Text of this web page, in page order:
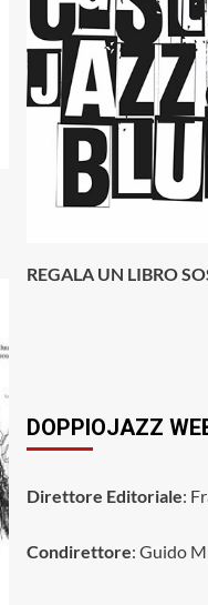
REGALA UN LIBRO
DOPPIOJAZZ
Direttore Editoriale:
Condirettore: Guido